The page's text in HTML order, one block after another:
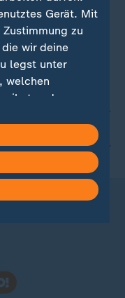
Gerät. Mit
zu
wir deine
legst unter
welchen
gibst und
für die Zukunft
oder ändern.
in unserer